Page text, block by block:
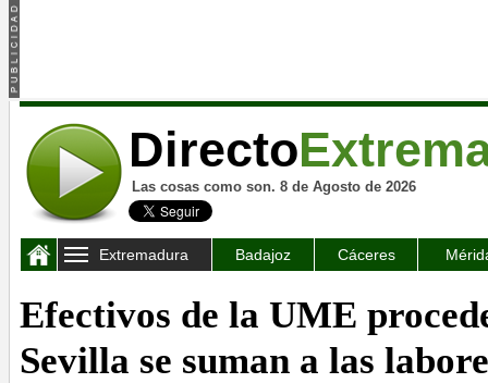
Directo
Las cosas como son. 8 de Agosto de 2026
Extremadura Badajoz Cáceres
Efectivos de la UME
Sevilla se suman a las